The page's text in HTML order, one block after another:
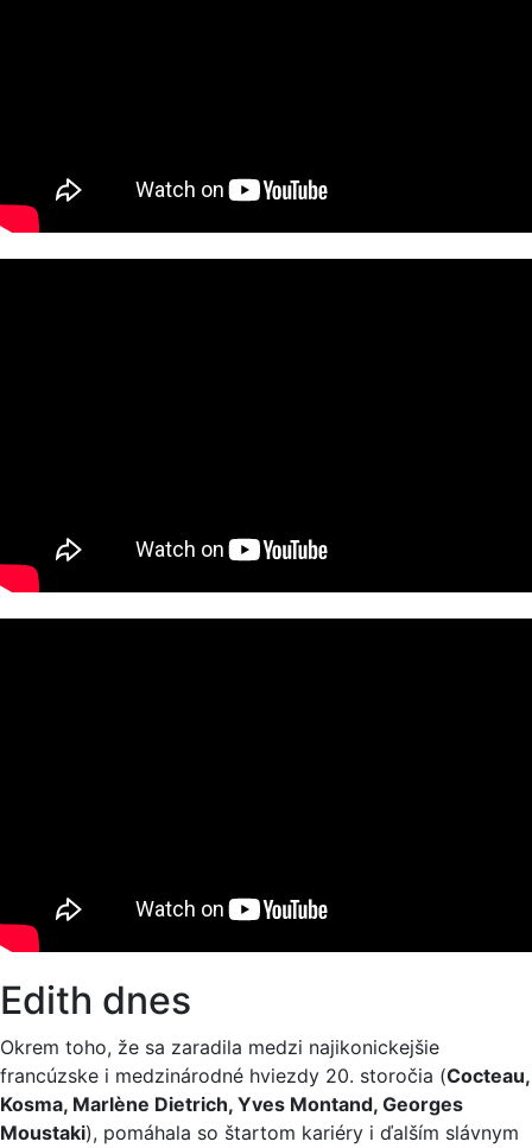
Edith dnes
Okrem toho, že sa zaradila medzi najikonickejšie
francúzske i medzinárodné hviezdy 20. storočia (Cocteau,
Kosma, Marlène Dietrich, Yves Montand, Georges
Moustaki), pomáhala so štartom kariéry i ďalším slávnym